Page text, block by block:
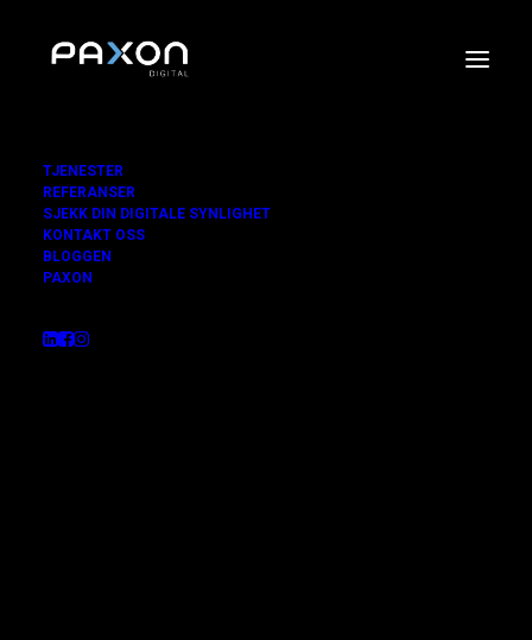
TJENESTER
REFERANSER
SJEKK DIN DIGITALE SYNLIGHET
KONTAKT OSS
BLOGGEN
PAXON